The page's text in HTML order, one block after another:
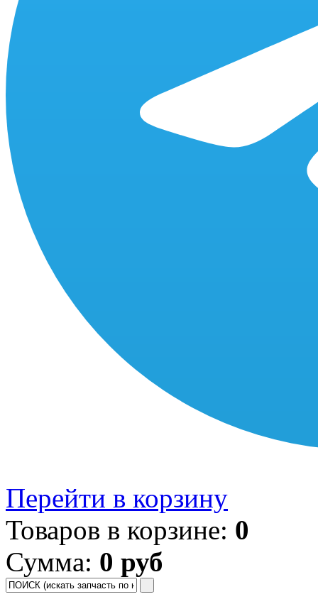
Перейти в корзину
Товаров в корзине: 0
Сумма: 0 руб